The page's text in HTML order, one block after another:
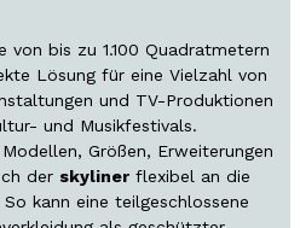
von bis zu 1.100 Quadratmetern
Lösung für eine Vielzahl von
und TV-Produktionen
und Musikfestivals.
Größen, Erweiterungen
der skyliner flexibel an die
kann eine teilgeschlossene